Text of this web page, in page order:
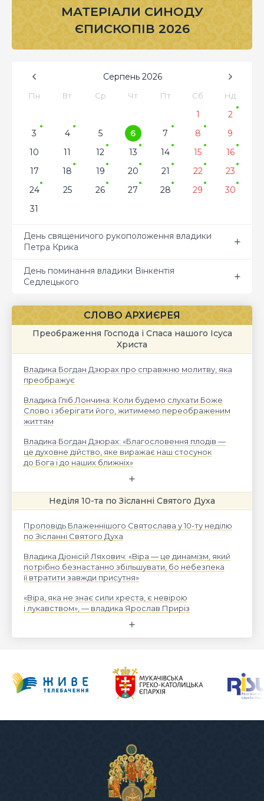
МАТЕРІАЛИ СИНОДУ
ЄПИСКОПІВ 2026
Серпень 2026
Пн Вт Ср Чт Пт Сб Нд
1
2
3
4 5 6 7 8
9
10
11 12 13 14 15
16
17
18 19 20 21 22
23
24
25 26 27 28 29
30
31
День священичого рукоположення владики
Петра Крика
День поминання владики Вінкентія
Седлецького
СЛОВО АРХИЄРЕЯ
Преображення Господа і Спаса нашого Ісуса
Христа
Владика Богдан Дзюрах про справжню молитву, яка
преображує
Владика Гліб Лончина: Коли будемо слухати Боже
Слово і зберігати його, житимемо переображеним
життям
Владика Богдан Дзюрах: «Благословення плодів —
це духовне дійство, яке виражає наш стосунок
до Бога і до наших ближніх»
Неділя 10-та по Зісланні Святого Духа
Проповідь Блаженнішого Святослава у 10-ту неділю
по Зісланні Святого Духа
Владика Діонісій Ляхович: «Віра — це динамізм, який
потрібно безнастанно збільшувати, бо небезпека
її втратити завжди присутня»
«Віра, яка не знає сили хреста, є невірою
і лукавством», — владика Ярослав Приріз